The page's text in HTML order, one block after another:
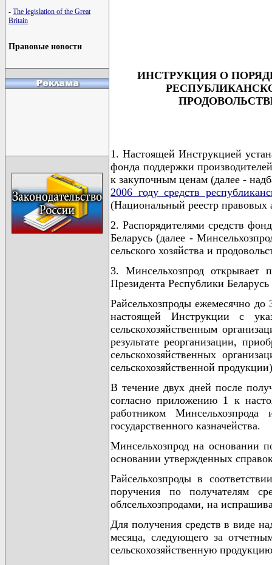
- The legislation of the Great
Britain
Правовые новости
ИНСТРУКЦИЯ О
1. Настоящей Инструкцией
фонда поддержки
к закупочным ценам (далее -
2006 году средств
(Национальный реестр правовых
2. Распорядителями средств
Беларусь (далее -
сельского хозяйства и
3. Минсельхозпрод открывает
Президента Республики
Райсельхозпроды ежемесячно
настоящей Инструкции с
сельскохозяйственным
результате реорганизации,
сельскохозяйственных
сельскохозяйственной
В течение двух дней после
согласно приложению 1 к
работником Минсельхозпрода
государственного казначейства.
Минсельхозпрод на основании
основании утвержденных
Райсельхозпроды в
поручения по получателям
облсельхозпродами, на
Для получения средств в виде
месяца, следующего за
сельскохозяйственную